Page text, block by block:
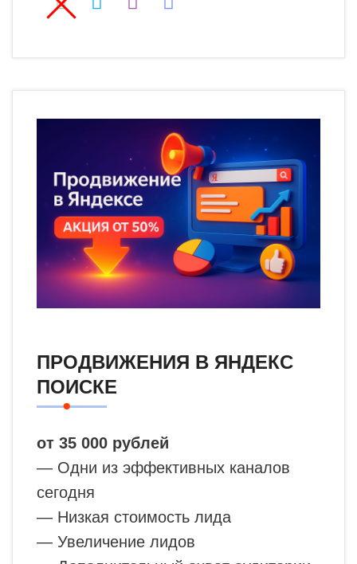
ПРОДВИЖЕНИЯ В ЯНДЕКС
ПОИСКЕ
от 35 000 рублей
— Одни из эффективных каналов
сегодня
— Низкая стоимость лида
— Увеличение лидов